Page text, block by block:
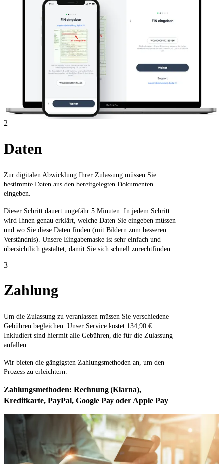
2
Daten
Zur digitalen Abwicklung Ihrer Zulassung müssen Sie
bestimmte Daten aus den bereitgelegten Dokumenten
eingeben.
Dieser Schritt dauert ungefähr 5 Minuten. In jedem Schritt
wird Ihnen genau erklärt, welche Daten Sie eingeben müssen
und wo Sie diese Daten finden (mit Bildern zum besseren
Verständnis). Unsere Eingabemaske ist sehr einfach und
übersichtlich gestaltet, damit Sie sich schnell zurechtfinden.
3
Zahlung
Um die Zulassung zu veranlassen müssen Sie verschiedene
Gebühren begleichen. Unser Service kostet 134,90 €.
Inkludiert sind hiermit alle Gebühren, die für die Zulassung
anfallen.
Wir bieten die gängigsten Zahlungsmethoden an, um den
Prozess zu erleichtern.
Zahlungsmethoden: Rechnung (Klarna),
Kreditkarte, PayPal, Google Pay oder Apple Pay